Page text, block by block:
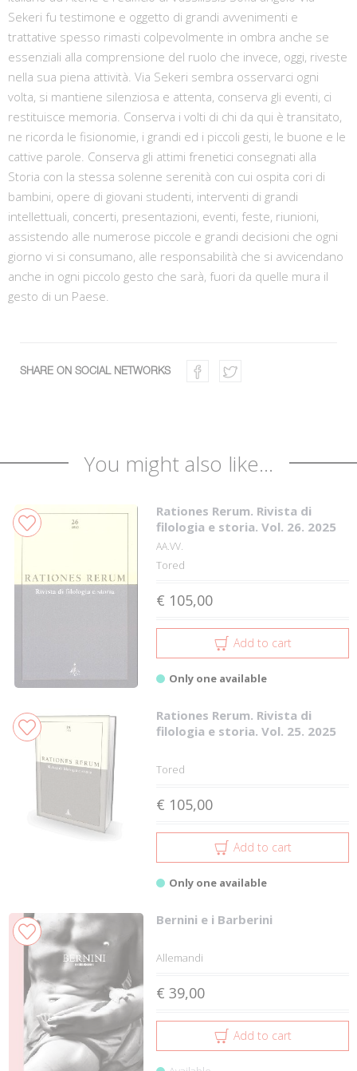
Sekeri fu testimone e oggetto di grandi avvenimenti e
trattative spesso rimasti colpevolmente in ombra anche se
essenziali alla comprensione del ruolo che invece, oggi, riveste
nella sua piena attività. Via Sekeri sembra osservarci ogni
volta, si mantiene silenziosa e attenta, conserva gli eventi, ci
restituisce memoria. Conserva i volti di chi da qui è transitato,
ne ricorda le fisionomie, i grandi ed i piccoli gesti, le buone e le
cattive parole. Conserva gli attimi frenetici consegnati alla
Storia con la stessa solenne serenità con cui ospita cori di
bambini, opere di giovani studenti, interventi di grandi
intellettuali, concerti, presentazioni, eventi, feste, riunioni,
assistendo alle numerose piccole e grandi decisioni che ogni
giorno vi si consumano, alle responsabilità che si avvicendano
anche in ogni piccolo gesto che sarà, fuori da quelle mura il
gesto di un Paese.
SHARE ON SOCIAL NETWORKS
You might also like...
Rationes Rerum. Rivista di
filologia e storia. Vol. 26. 2025
AA.VV.
Tored
€ 105,00
Add to cart
Only one available
Rationes Rerum. Rivista di
filologia e storia. Vol. 25. 2025
Tored
€ 105,00
Add to cart
Only one available
Bernini e i Barberini
Allemandi
€ 39,00
Add to cart